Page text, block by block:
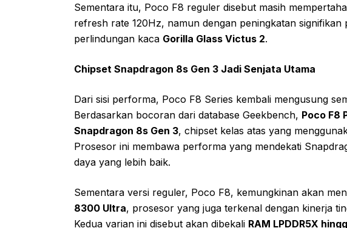
Sementara itu, Poco F8 reguler disebut masih
refresh rate 120Hz, namun dengan peningkatan signifikan
perlindungan kaca Gorilla Glass Victus 2.
Chipset Snapdragon 8s Gen 3 Jadi Senjata Utama
Dari sisi performa, Poco F8 Series kembali mengusung
Berdasarkan bocoran dari database Geekbench, Poco F8
Snapdragon 8s Gen 3, chipset kelas atas yang
Prosesor ini membawa performa yang mendekati
daya yang lebih baik.
Sementara versi reguler, Poco F8, kemungkinan akan
8300 Ultra, prosesor yang juga terkenal dengan kinerja
Kedua varian ini disebut akan dibekali RAM LPDDR5X